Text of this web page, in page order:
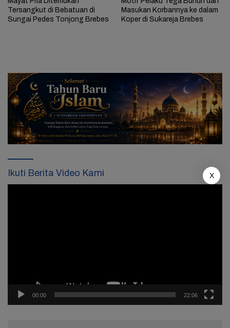
Tersangkut di Bebatuan di
Sungai Pedes Tonjong Brebes
Masukan Korbannya ke dalam
Koper di Sukareja Brebes
Ikuti Berita Video Kami
00:00 22:06
X